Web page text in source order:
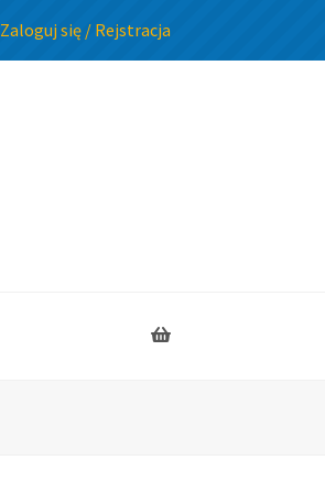
Zaloguj się / Rejstracja